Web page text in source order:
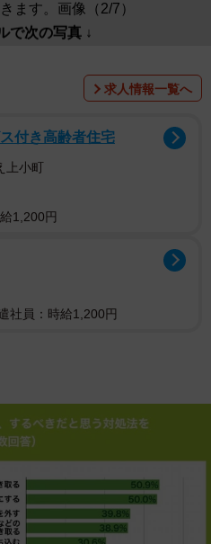
ます。画像（2/7）
で次の写真 ↓
求人情報一覧へ
付き高齢者住宅
上小町
1,200円
社員：時給1,200円